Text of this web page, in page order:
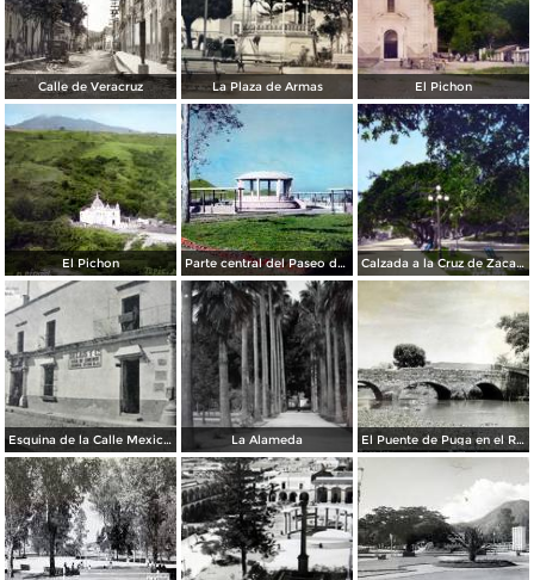
Calle de Veracruz La Plaza de Armas El Pichon
El Pichon Parte central del Paseo de la loma Calzada a la Cruz de Zacate
Esquina de la Calle Mexico e Iturbide La Alameda El Puente de Puga en el Rio de Tepic